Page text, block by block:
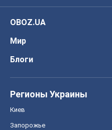
OBOZ.UA
Мир
Блоги
Регионы Украины
Киев
Запорожье